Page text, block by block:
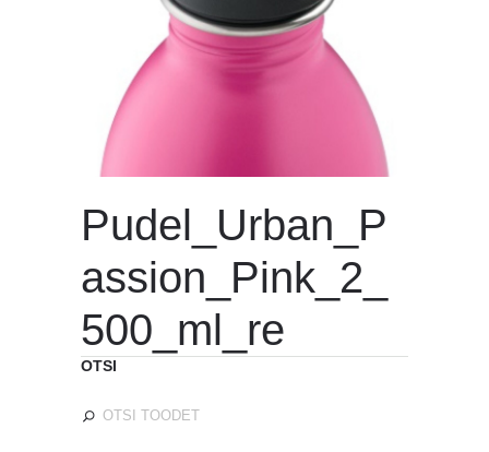
Pudel_Urban_P
assion_Pink_2_
500_ml_re
OTSI